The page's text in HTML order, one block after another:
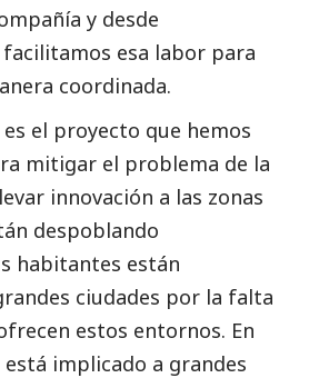
y desde
esa labor para
coordinada.
el proyecto que hemos
mitigar el problema de la
innovación a las zonas
despoblando
habitantes están
ciudades por la falta
estos entornos. En
implicado a grandes